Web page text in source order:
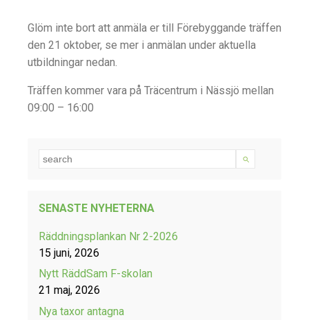
Glöm inte bort att anmäla er till Förebyggande träffen
den 21 oktober, se mer i anmälan under aktuella
utbildningar nedan.
Träffen kommer vara på Träcentrum i Nässjö mellan
09:00 – 16:00
SENASTE NYHETERNA
Räddningsplankan Nr 2-2026
15 juni, 2026
Nytt RäddSam F-skolan
21 maj, 2026
Nya taxor antagna